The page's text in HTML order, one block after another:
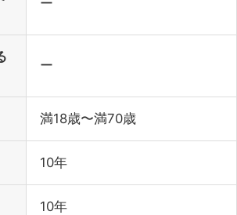
ー
満18歳〜満70歳
10年
10年